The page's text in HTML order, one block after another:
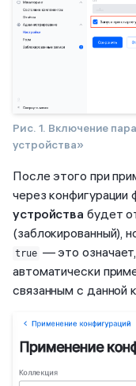
Рис. 1. Включение
устройства»
После этого при
через конфигурации
устройства будет
(заблокированный),
true — это
автоматически
связанным с данной